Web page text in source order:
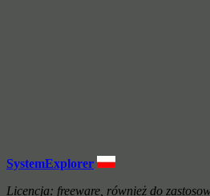
SystemExplorer
Licencja: freeware, również do